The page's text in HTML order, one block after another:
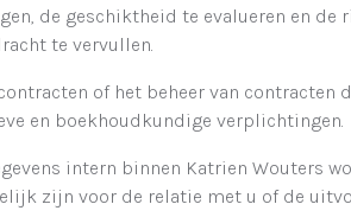
de geschiktheid te evalueren en
te vervullen.
of het beheer van
en boekhoudkundige verplichtingen.
intern binnen Katrien Wouters
zijn voor de relatie met u of de